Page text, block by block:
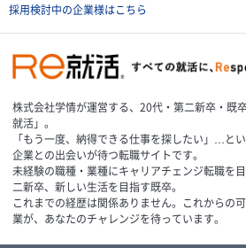
採用検討中の企業様はこちら
株式会社学情が運営する、20代・第二新卒・既
就活」。
「もう一度、納得できる仕事を探したい」…と
企業との出会いが待つ転職サイトです。
未経験の職種・業種にキャリアチェンジ転職を
二新卒、新しい生活を目指す既卒。
これまでの経歴は関係ありません。これからの
業が、あなたのチャレンジを待っています。